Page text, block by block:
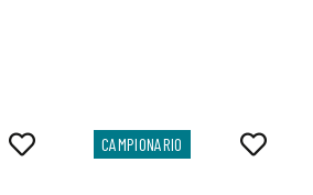
CAMPIONARIO